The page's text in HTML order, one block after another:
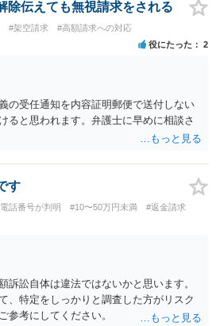
除伝えても無視請求をされる
#架空請求 #高額請求への対応
役にたった 2
の受任通知を内容証明郵便で送付しない
ると思われます。弁護士に早めに相談さ
す
話番号が判明 #10〜50万円未満 #返金請求
訴訟自体は違法ではないかと思います。
、特定をしっかりと調査した方がリスク
参考にしてください。